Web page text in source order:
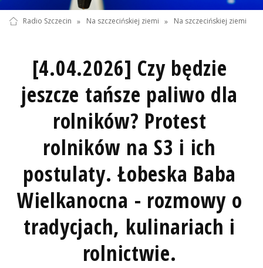
Radio Szczecin » Na szczecińskiej ziemi » Na szczecińskiej ziemi
[4.04.2026] Czy będzie
jeszcze tańsze paliwo dla
rolników? Protest
rolników na S3 i ich
postulaty. Łobeska Baba
Wielkanocna - rozmowy o
tradycjach, kulinariach i
rolnictwie.